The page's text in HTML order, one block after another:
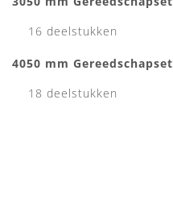
16 deelstukken
4050 mm Gereedschapset
18 deelstukken